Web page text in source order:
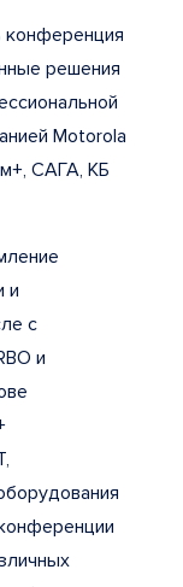
конференция
решения
Motorola
САГА, КБ
и
с
и